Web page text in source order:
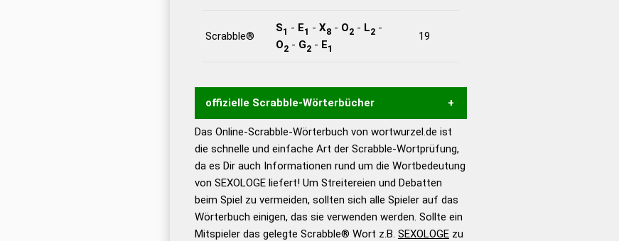
Scrabble®
S1 - E1 - X8- O2- L2-
O2- G2- E1
19
offizielle Scrabble-Wörterbücher
Wortwurzel liefert mit Hilfe eines semantischen
Wortanalyse-Algorithmus gute Anhaltspunkte zu
Wortbedeutung, Worttrennung und Wortform, um die
Gültigkeit eines Wortes für das Scrabble-Spiel zu
bestimmen! zugelassene Turnier Scrabble-
Wörterbücher sind:
Das Online-Scrabble-Wörterbuch von wortwurzel.de ist
die schnelle und einfache Art der Scrabble-Wortprüfung,
da es Dir auch Informationen rund um die Wortbedeutung
von SEXOLOGE liefert! Um Streitereien und Debatten
beim Spiel zu vermeiden, sollten sich alle Spieler auf das
Wörterbuch einigen, das sie verwenden werden. Sollte ein
Mitspieler das gelegte Scrabble® Wort z.B. SEXOLOGEzu